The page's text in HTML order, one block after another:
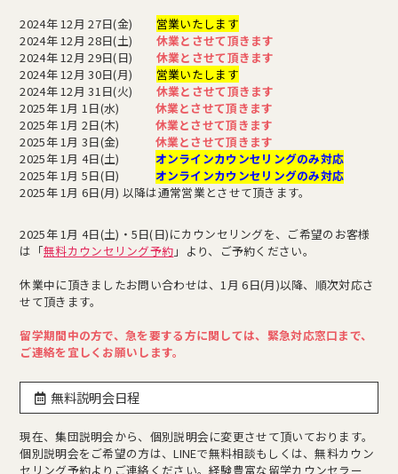
2024年 12月 27日(金) 営業いたします
2024年 12月 28日(土) 休業とさせて頂きます
2024年 12月 29日(日) 休業とさせて頂きます
2024年 12月 30日(月) 営業いたします
2024年 12月 31日(火) 休業とさせて頂きます
2025年 1月 1日(水) 休業とさせて頂きます
2025年 1月 2日(木) 休業とさせて頂きます
2025年 1月 3日(金) 休業とさせて頂きます
2025年 1月 4日(土) オンラインカウンセリングのみ対応
2025年 1月 5日(日) オンラインカウンセリングのみ対応
2025年 1月 6日(月) 以降は通常営業とさせて頂きます。
2025年 1月 4日(土)・5日(日)にカウンセリングを、ご希望のお客様
は「無料カウンセリング予約 」より、ご予約ください。
休業中に頂きましたお問い合わせは、1月 6日(月)以降、順次対応さ
せて頂きます。
留学期間中の方で、急を要する方に関しては、緊急対応窓口まで、
ご連絡を宜しくお願いします。
無料説明会日程
現在、集団説明会から、個別説明会に変更させて頂いております。
個別説明会をご希望の方は、LINEで無料相談もしくは、無料カウン
セリング予約よりご連絡ください。経験豊富な留学カウンセラー